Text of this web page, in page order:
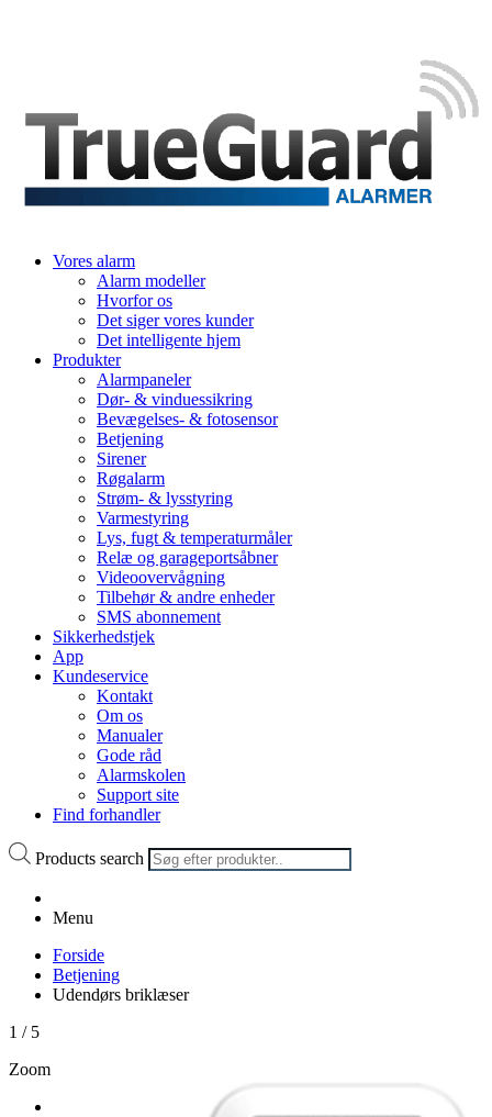
Vores alarm
Alarm modeller
Hvorfor os
Det siger vores kunder
Det intelligente hjem
Produkter
Alarmpaneler
Dør- & vinduessikring
Bevægelses- & fotosensor
Betjening
Sirener
Røgalarm
Strøm- & lysstyring
Varmestyring
Lys, fugt & temperaturmåler
Relæ og garageportsåbner
Videoovervågning
Tilbehør & andre enheder
SMS abonnement
Sikkerhedstjek
App
Kundeservice
Kontakt
Om os
Manualer
Gode råd
Alarmskolen
Support site
Find forhandler
Products search
Menu
Forside
Betjening
Udendørs briklæser
1 / 5
Zoom in